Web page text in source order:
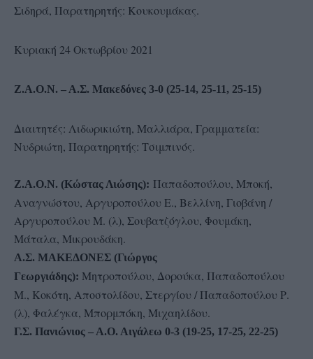
Σιδηρά, Παρατηρητής: Κουκουμάκας.
Κυριακή 24 Οκτωβρίου 2021
Ζ.Α.Ο.Ν. – Α.Σ. Μακεδόνες 3-0 (25-14, 25-11, 25-15)
Διαιτητές: Λιδωρικιώτη, Μαλλιάρα, Γραμματεία:
Νυδριώτη, Παρατηρητής: Τσιμπινός.
Ζ.Α.Ο.Ν. (Κώστας Λιώσης): Παπαδοπούλου, Μποκή,
Αναγνώστου, Αργυροπούλου Ε., Βελλίνη, Γιοβάνη /
Αργυροπούλου Μ. (λ), Σουβατζόγλου, Φουμάκη,
Μάταλα, Μικρουδάκη.
Α.Σ. ΜΑΚΕΔΟΝΕΣ (Γιώργος
Γεωργιάδης): Μητροπούλου, Δορούκα, Παπαδοπούλου
Μ., Κοκότη, Αποστολίδου, Στεργίου / Παπαδοπούλου Ρ.
(λ), Φαλέγκα, Μπορμπόκη, Μιχαηλίδου.
Γ.Σ. Πανιώνιος – Α.Ο. Αιγάλεω 0-3 (19-25, 17-25, 22-25)